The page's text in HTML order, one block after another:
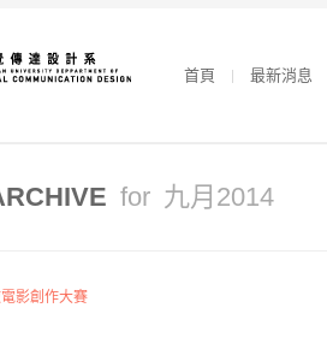
首頁 最新消息
for 九月2014